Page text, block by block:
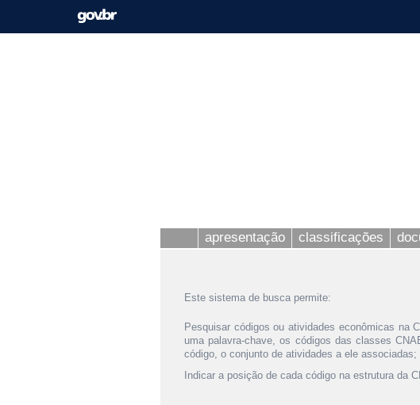
apresentação classificações
Este sistema de busca permite:
Pesquisar códigos ou atividades econômicas na
uma palavra-chave, os códigos das classes
código, o conjunto de atividades a ele associadas;
Indicar a posição de cada código na estrutura da